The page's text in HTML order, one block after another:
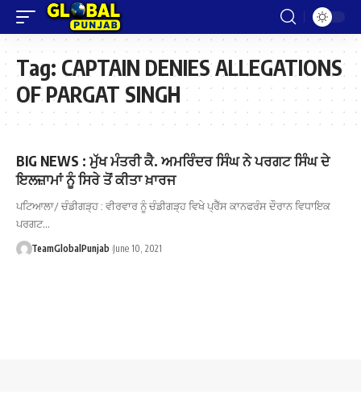
Tag: CAPTAIN DENIES ALLEGATIONS
OF PARGAT SINGH
BIG NEWS : ਮੁੱਖ ਮੰਤਰੀ ਕੈ. ਅਮਰਿੰਦਰ ਸਿੰਘ ਨੇ ਪਰਗਟ ਸਿੰਘ ਦੇ
ਇਲਜ਼ਾਮਾਂ ਨੂੰ ਸਿਰੇ ਤੋਂ ਕੀਤਾ ਖ਼ਾਰਜ
ਪਟਿਆਲਾ/ ਚੰਡੀਗੜ੍ਹ : ਵੀਰਵਾਰ ਨੂੰ ਚੰਡੀਗੜ੍ਹ ਵਿਖੇ ਪ੍ਰੈੱਸ ਕਾਨਫਰੰਸ ਦੌਰਾਨ ਵਿਧਾਇਕ
ਪਰਗਟ…
TeamGlobalPunjab June 10, 2021